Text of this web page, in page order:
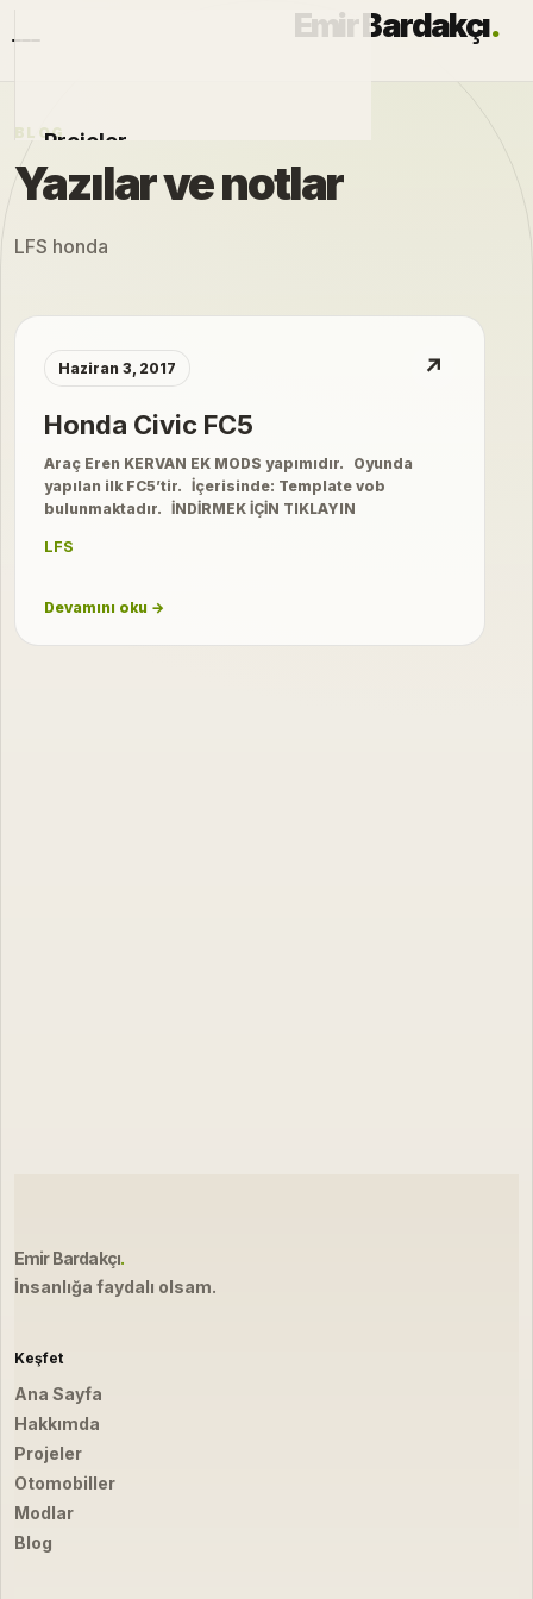
Emir Bardakçı.
Projeler
Otomobiller
Modlar
Hakkımda
Blog
BLOG
Yazılar ve notlar
LFS honda
Haziran 3, 2017 ↗
Honda Civic FC5
Araç Eren KERVAN EK MODS yapımıdır. Oyunda
yapılan ilk FC5’tir. İçerisinde: Template vob
bulunmaktadır. İNDİRMEK İÇİN TIKLAYIN
LFS
Devamını oku →
Emir Bardakçı.
İnsanlığa faydalı olsam.
Keşfet
Ana Sayfa
Hakkımda
Projeler
Otomobiller
Modlar
Blog